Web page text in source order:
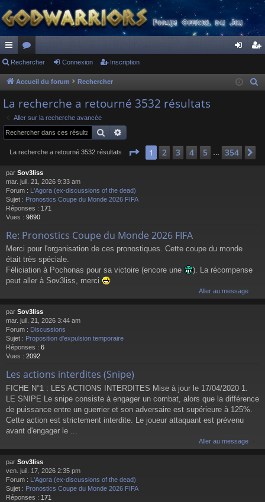
ac
co
ur
ci
s
or
u
s
ne cri
Rechercher Connexion Inscription
Accueil du forum Rechercher
La recherche a retourné 3532 résultats
Aller sur la recherche avancée
Rechercher
La recherche a retourné 3532 résultats Page 1sur 354
1 2 3 4 5 354
par Sov3liss
mar. juil. 21, 2026 9:33 am
Forum : L'Agora (ex-discussions of the dead)
Sujet : Pronostics Coupe du Monde 2026 FIFA
Réponses : 171
Vues : 9890
Re: Pronostics Coupe du Monde 2026 FIFA
Merci pour l'organisation de ces pronostiques. Cette coupe du monde
était très spéciale.
Féliciation à Pochonas pour sa victoire (encore une
). La récompense
peut aller à Sov3liss, merci
Aller au message
par Sov3liss
mar. juil. 21, 2026 3:44 am
Forum : Discussions
Sujet : Proposition d'expulsion temporaire
Réponses : 6
Vues : 2092
Les actions interdites (Snipe)
FICHE N°1 : LES ACTIONS INTERDITES Mise à jour le 17/04/2020 1.
LE SNIPE Le snipe consiste à engager un combat, alors que la différence
de puissance entre un guerrier et son adversaire est supérieure à 125%.
Cette action est strictement interdite. Le joueur attaquant est prévenu
avant d'engager le ...
Aller au message
par Sov3liss
ven. juil. 17, 2026 2:35 pm
Forum : L'Agora (ex-discussions of the dead)
Sujet : Pronostics Coupe du Monde 2026 FIFA
Réponses : 171